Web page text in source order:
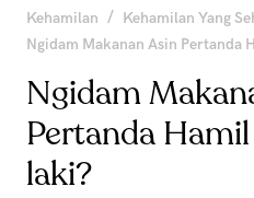
Kehamilan / Kehamilan Yang
Ngidam Makanan Asin Pertanda
Ngidam
Pertanda
laki?